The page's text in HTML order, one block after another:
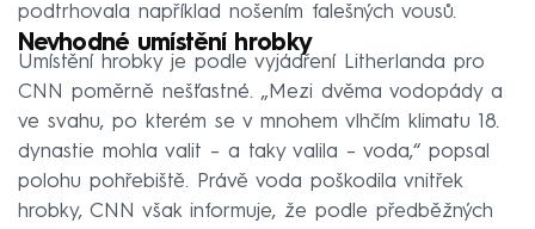
podtrhovala například nošením falešných vousů.
Nevhodné umístění hrobky
Umístění hrobky je podle vyjádření Litherlanda pro
CNN poměrně nešťastné. „Mezi dvěma vodopády a
ve svahu, po kterém se v mnohem vlhčím klimatu 18.
dynastie mohla valit – a taky valila – voda,“ popsal
polohu pohřebiště. Právě voda poškodila vnitřek
hrobky, CNN však informuje, že podle předběžných